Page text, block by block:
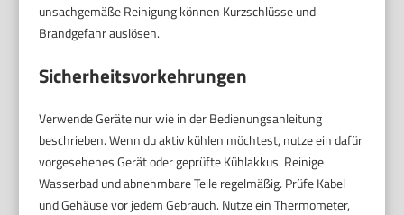
unsachgemäße Reinigung können Kurzschlüsse und
Brandgefahr auslösen.
Sicherheitsvorkehrungen
Verwende Geräte nur wie in der Bedienungsanleitung
beschrieben. Wenn du aktiv kühlen möchtest, nutze ein dafür
vorgesehenes Gerät oder geprüfte Kühlakkus. Reinige
Wasserbad und abnehmbare Teile regelmäßig. Prüfe Kabel
und Gehäuse vor jedem Gebrauch. Nutze ein Thermometer,